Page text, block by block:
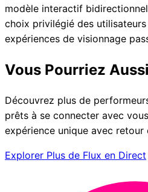
modèle interactif
choix privilégié des
expériences de visionnage
Vous Pourriez
Découvrez plus de
prêts à se connecter avec
expérience unique avec retour
Explorer Plus de Flux en Direct